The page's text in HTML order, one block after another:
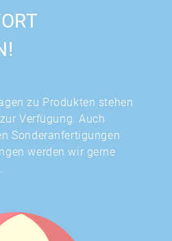
zu Produkten stehen
Verfügung. Auch
Sonderanfertigungen
werden wir gerne